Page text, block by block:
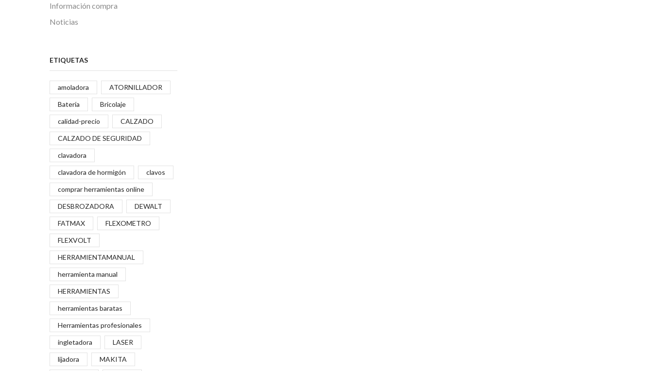
Información compra
Noticias
ETIQUETAS
amoladora ATORNILLADOR
Batería Bricolaje
calidad-precio CALZADO
CALZADO DE SEGURIDAD
clavadora
clavadora de hormigón clavos
comprar herramientas online
DESBROZADORA DEWALT
FATMAX FLEXOMETRO
FLEXVOLT
HERRAMIENTAMANUAL
herramienta manual
HERRAMIENTAS
herramientas baratas
Herramientas profesionales
ingletadora LASER
lijadora MAKITA